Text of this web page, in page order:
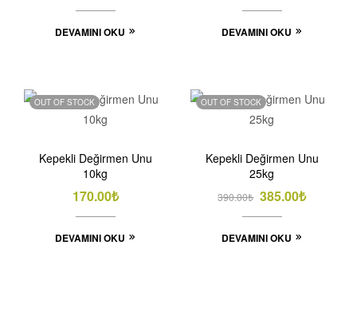
DEVAMINI OKU DEVAMINI OKU
OUT OF STOCK
Kepekli Değirmen Unu
10kg
170.00₺
DEVAMINI OKU
OUT OF STOCK
Kepekli Değirmen Unu
25kg
390.00₺ 385.00₺
DEVAMINI OKU